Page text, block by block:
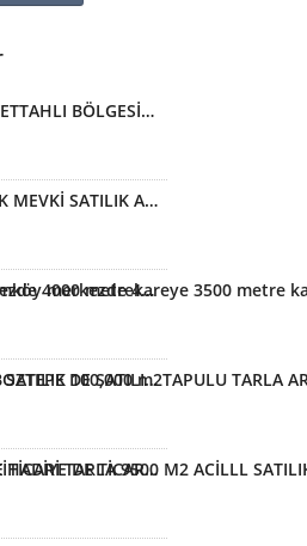
ANTALYA AKSU FETTAHLI BÖLGESİNDE ACİL SATILIK TEK TAPU MÜSTAKİL TARLA
DİDİM AQUAPARK MEVKİ SATILIK ARAZİ
Antalya Aksu Çamköy merkezde 4000 metrekareye 3500 metre karesi Sera sontaj iki katlı müstakil ev
ANTALYA AKSU BOZTEPE DE SATILIK 100,000 m2TAPULU TARLA ARSA KELEPİR YATIRIMLIK
ANTALYA AKSU CİHADİYE DE TİCARİ TARLA 9500 M2 ACİLLL SATILIK MÜSTAKİL TİCRİ TARLA